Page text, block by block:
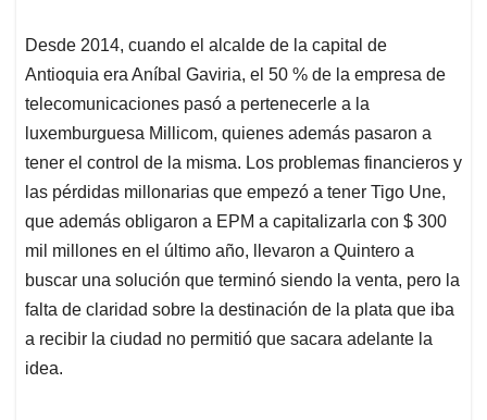
Desde 2014, cuando el alcalde de la capital de
Antioquia era Aníbal Gaviria, el 50 % de la empresa de
telecomunicaciones pasó a pertenecerle a la
luxemburguesa Millicom, quienes además pasaron a
tener el control de la misma. Los problemas financieros y
las pérdidas millonarias que empezó a tener Tigo Une,
que además obligaron a EPM a capitalizarla con $ 300
mil millones en el último año, llevaron a Quintero a
buscar una solución que terminó siendo la venta, pero la
falta de claridad sobre la destinación de la plata que iba
a recibir la ciudad no permitió que sacara adelante la
idea.